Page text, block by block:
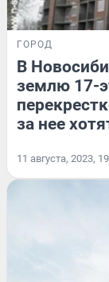
ГОРОД
В
землю 17-
за нее
11 августа, 2023,